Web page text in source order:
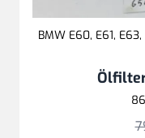
BMW E60, E61,